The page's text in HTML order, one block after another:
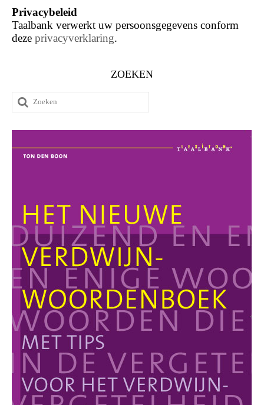
Privacybeleid
Taalbank verwerkt uw persoonsgegevens conform
deze privacyverklaring.
ZOEKEN
Zoeken
naar: